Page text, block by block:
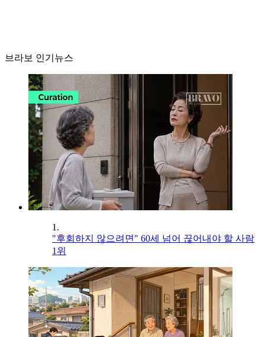
브라보 인기뉴스
1.
"후회하지 않으려면" 60세 넘어 끊어내야 할 사람
1위